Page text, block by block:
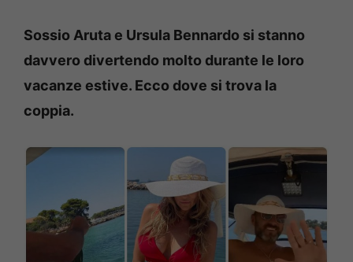
Sossio Aruta e Ursula Bennardo si stanno
davvero divertendo molto durante le loro
vacanze estive. Ecco dove si trova la
coppia.